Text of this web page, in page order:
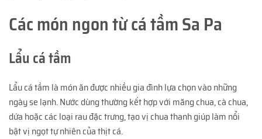
Các món ngon từ cá tầm Sa Pa
Lẩu cá tầm
Lẩu cá tầm là món ăn được nhiều gia đình lựa chọn vào những
ngày se lạnh. Nước dùng thường kết hợp với măng chua, cà chua,
dứa hoặc các loại rau đặc trưng, tạo vị chua thanh giúp làm nổi
bật vị ngọt tự nhiên của thịt cá.